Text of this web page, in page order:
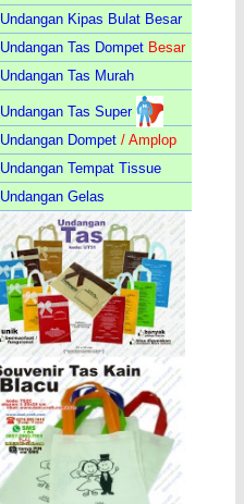
Undangan Kipas Bulat Besar
Undangan Tas Dompet Besar
Undangan Tas Murah
Undangan Tas Super
Undangan Dompet / Amplop
Undangan Tempat Tissue
Undangan Gelas